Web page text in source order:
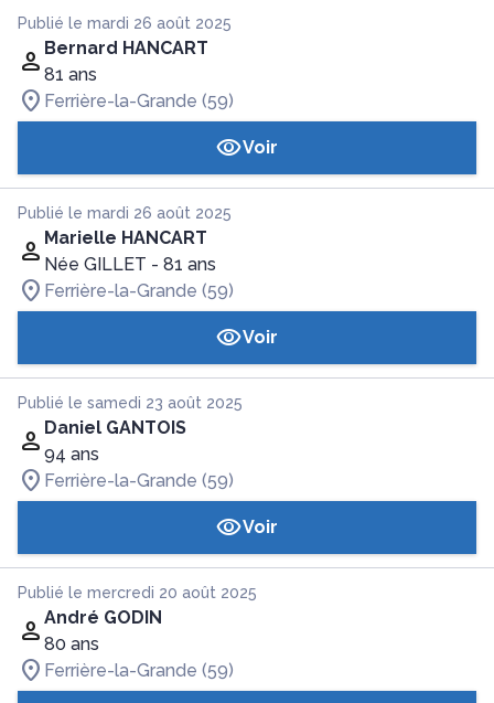
Publié le mardi 26 août 2025
Bernard HANCART
81 ans
Ferrière-la-Grande (59)
Voir
Publié le mardi 26 août 2025
Marielle HANCART
Née GILLET - 81 ans
Ferrière-la-Grande (59)
Voir
Publié le samedi 23 août 2025
Daniel GANTOIS
94 ans
Ferrière-la-Grande (59)
Voir
Publié le mercredi 20 août 2025
André GODIN
80 ans
Ferrière-la-Grande (59)